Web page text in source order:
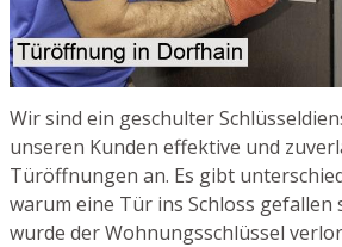
Wir sind ein geschulter
unseren Kunden effektive und
Türöffnungen an. Es gibt
warum eine Tür ins Schloss gefallen
wurde der Wohnungsschlüssel